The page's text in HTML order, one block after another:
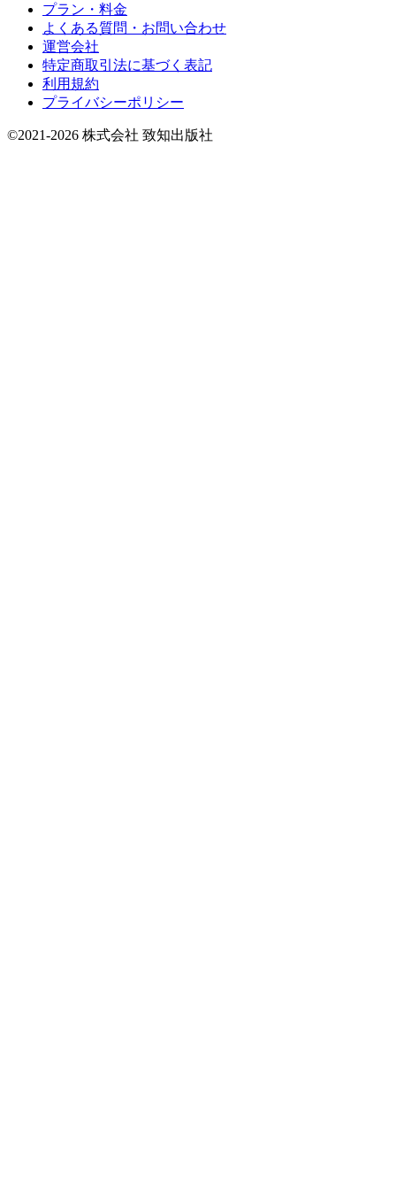
プラン・料金
よくある質問・お問い合わせ
運営会社
特定商取引法に基づく表記
利用規約
プライバシーポリシー
©2021-2026 株式会社 致知出版社